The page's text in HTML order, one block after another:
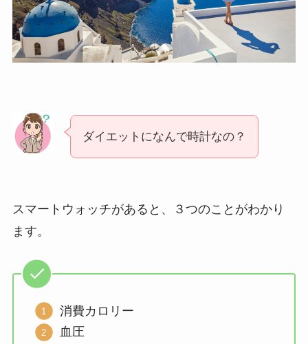
ダイエットになんで時計なの？
スマートウォッチがあると、３つのことがわかり
ます。
消費カロリー
血圧